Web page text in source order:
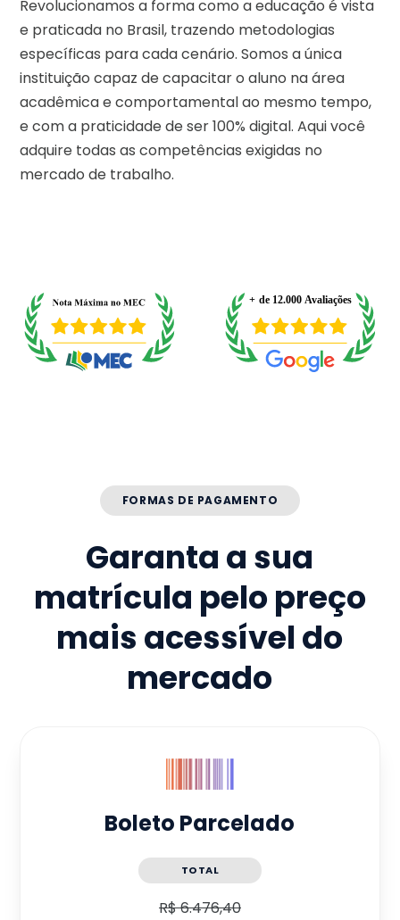
Revolucionamos a forma como a educação é vista
e praticada no Brasil, trazendo metodologias
específicas para cada cenário. Somos a única
instituição capaz de capacitar o aluno na área
acadêmica e comportamental ao mesmo tempo,
e com a praticidade de ser 100% digital. Aqui você
adquire todas as competências exigidas no
mercado de trabalho.
FORMAS DE PAGAMENTO
Garanta a sua
matrícula pelo preço
mais acessível do
mercado
Boleto Parcelado
TOTAL
R$ 6.476,40